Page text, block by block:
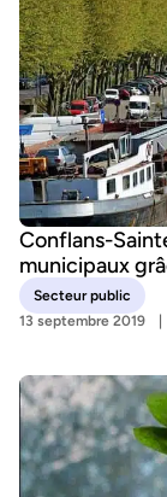
Conflans-
municipaux
Secteur public
13 septembre 2019